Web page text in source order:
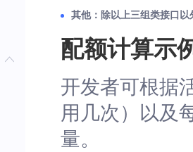
其他：除以上三组类接口
配额计算示
开发者可根据
用几次）以及
量。